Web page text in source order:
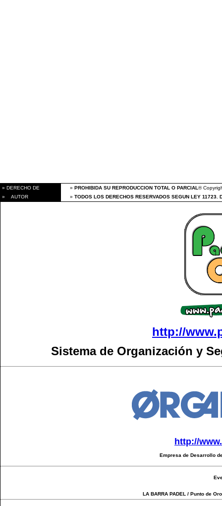
» DERECHO DE » PROHIBIDA SU REPRODUCCION TOTAL O PARCIAL®
» AUTOR
» TODOS LOS DERECHOS RESERVADOS SEGUN LEY
http://
Sistema de Organización y
http://
Empresa de Desarrollo
LA BARRA PADEL / Punto de